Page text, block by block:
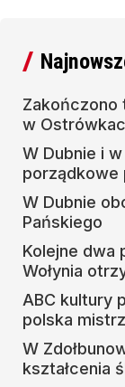
Zakończono
w
W Dubnie i
porządkowe
W Dubnie
Pańskiego
Kolejne dwa
Wołynia
ABC kultury
polska
W
kształcenia